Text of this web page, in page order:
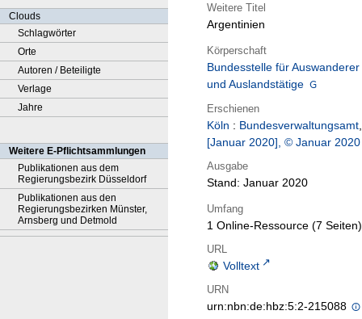
Clouds
Schlagwörter
Orte
Autoren / Beteiligte
Verlage
Jahre
Weitere E-Pflichtsammlungen
Publikationen aus dem
Regierungsbezirk Düsseldorf
Publikationen aus den
Regierungsbezirken Münster,
Arnsberg und Detmold
Weitere Titel
Argentinien
Körperschaft
Bundesstelle für Auswanderer
und Auslandstätige
Erschienen
Köln : Bundesverwaltungsamt,
[Januar 2020], © Januar 2020
Ausgabe
Stand: Januar 2020
Umfang
1 Online-Ressource (7 Seiten)
URL
Volltext
URN
urn:nbn:de:hbz:5:2-215088